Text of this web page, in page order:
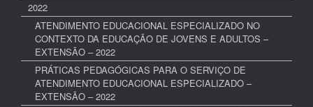
2022
ATENDIMENTO EDUCACIONAL ESPECIALIZADO NO
CONTEXTO DA EDUCAÇÃO DE JOVENS E ADULTOS –
EXTENSÃO – 2022
PRÁTICAS PEDAGÓGICAS PARA O SERVIÇO DE
ATENDIMENTO EDUCACIONAL ESPECIALIZADO –
EXTENSÃO – 2022